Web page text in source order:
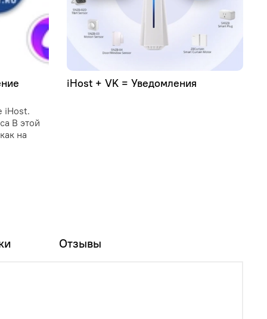
iHost.
В этой
на
iHost + VK = Уведомления
Отзывы